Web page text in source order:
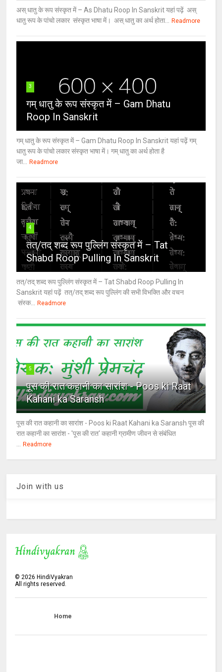
अस् धातु के रूप संस्कृत में – As Dhatu Roop In Sanskrit यहां पढ़ें अस्
धातु रूप के पांचो लकार संस्कृत भाषा में। अस् धातु का अर्थ होता... Readmore
3
गम् धातु के रूप संस्कृत में – Gam Dhatu
Roop In Sanskrit
गम् धातु के रूप संस्कृत में – Gam Dhatu Roop In Sanskrit यहां पढ़ें गम्
धातु रूप के पांचो लकार संस्कृत भाषा में। गम् धातु का अर्थ होता है
जा... Readmore
4
तत्/तद् शब्द रूप पुल्लिंग संस्कृत में – Tat
Shabd Roop Pulling In Sanskrit
तत्/तद् शब्द रूप पुल्लिंग संस्कृत में – Tat Shabd Roop Pulling In
Sanskrit यहां पढ़ें तत्/तद् शब्द रूप पुल्लिंग की सभी विभक्ति और वचन
संस्क... Readmore
5
पूस की रात कहानी का सारांश - Poos ki Raat
Kahani ka Saransh
पूस की रात कहानी का सारांश - Poos ki Raat Kahani ka Saransh पूस की
रात कहानी का सारांश - 'पूस की रात' कहानी ग्रामीण जीवन से संबंधित
... Readmore
Join with us
©2026 HindiVyakran
All rights reserved.
Home